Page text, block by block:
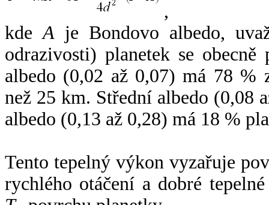
,
kdeA je Bondovo albedo,
odrazivosti) planetek se
albedo (0,02 až 0,07) má 78 %
než 25 km. Střední albedo (0,08
albedo (0,13 až 0,28) má 18 %
Tento tepelný výkon vyzařuje
rychlého otáčení a dobré